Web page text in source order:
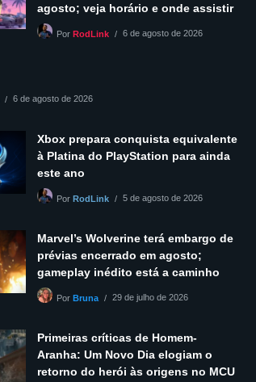
agosto; veja horário e onde assistir
PorRodLink 6 de agosto de 2026
6 de agosto de 2026
Xbox prepara conquista equivalente
à Platina do PlayStation para ainda
este ano
PorRodLink 5 de agosto de 2026
Marvel’s Wolverine terá embargo de
prévias encerrado em agosto;
gameplay inédito está a caminho
PorBruna 29 de julho de 2026
Primeiras críticas de Homem-
Aranha: Um Novo Dia elogiam o
retorno do herói às origens no MCU